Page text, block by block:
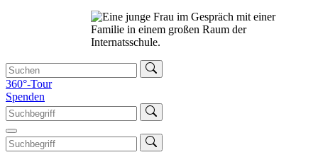
360°-Tour
Spenden